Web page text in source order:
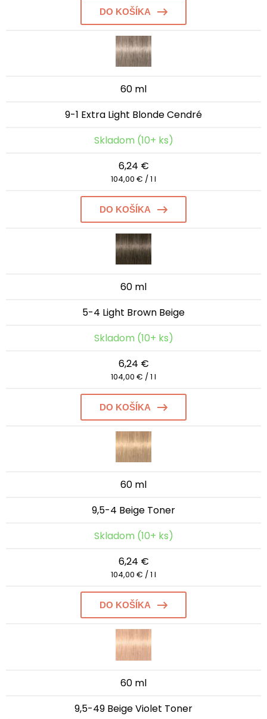
DO KOŠÍKA
60 ml
9-1 Extra Light Blonde Cendré
Skladom (10+ ks)
6,24 €
104,00 € / 1 l
DO KOŠÍKA
60 ml
5-4 Light Brown Beige
Skladom (10+ ks)
6,24 €
104,00 € / 1 l
DO KOŠÍKA
60 ml
9,5-4 Beige Toner
Skladom (10+ ks)
6,24 €
104,00 € / 1 l
DO KOŠÍKA
60 ml
9,5-49 Beige Violet Toner